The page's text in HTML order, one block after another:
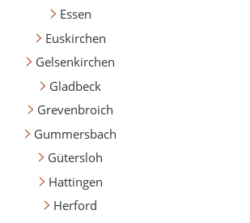
Essen
Euskirchen
Gelsenkirchen
Gladbeck
Grevenbroich
Gummersbach
Gütersloh
Hattingen
Herford